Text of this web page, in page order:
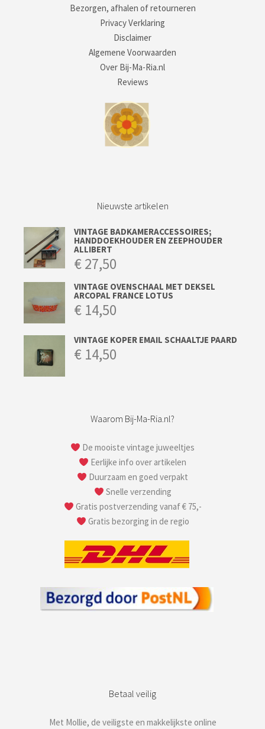
Bezorgen, afhalen of retourneren
Privacy Verklaring
Disclaimer
Algemene Voorwaarden
Over Bij-Ma-Ria.nl
Reviews
Nieuwste artikelen
VINTAGE BADKAMERACCESSOIRES;
HANDDOEKHOUDER EN ZEEPHOUDER
ALLIBERT
€27,50
VINTAGE OVENSCHAAL MET DEKSEL
ARCOPAL FRANCE LOTUS
€ 14,50
VINTAGE KOPER EMAIL SCHAALTJE PAARD
€ 14,50
Waarom Bij-Ma-Ria.nl?
De mooiste vintage juweeltjes
Eerlijke info over artikelen
Duurzaam en goed verpakt
Snelle verzending
Gratis postverzending vanaf € 75,-
Gratis bezorging in de regio
Betaal veilig
Met Mollie, de veiligste en makkelijkste online